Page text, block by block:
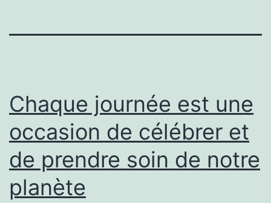
Chaque journée est une
occasion de célébrer et
de prendre soin de notre
planète